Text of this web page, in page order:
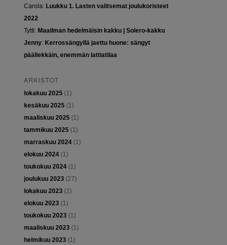
Carola: Luukku 1. Lasten valitsemat joulukoristeet
2022
Tytti: Maailman hedelmäisin kakku | Solero-kakku
Jenny: Kerrossängyllä jaettu huone: sängyt
päällekkäin, enemmän lattiatilaa
ARKISTOT
lokakuu 2025(1)
kesäkuu 2025(1)
maaliskuu 2025(1)
tammikuu 2025(1)
marraskuu 2024(1)
elokuu 2024(1)
toukokuu 2024(1)
joulukuu 2023(27)
lokakuu 2023(2)
elokuu 2023(1)
toukokuu 2023(1)
maaliskuu 2023(1)
helmikuu 2023(1)